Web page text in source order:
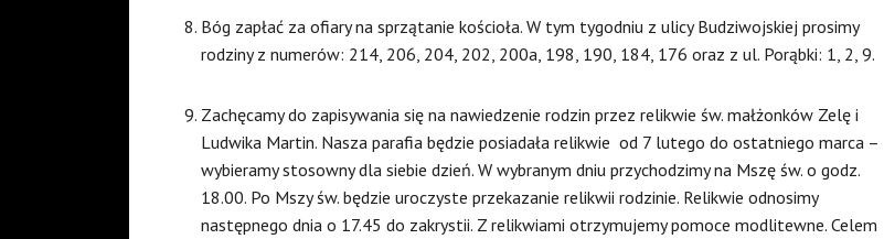
Bóg zapłać za ofiary na sprzątanie kościoła. W tym tygodniu z ulicy Budziwojskiej prosimy
rodziny z numerów: 214, 206, 204, 202, 200a, 198, 190, 184, 176 oraz z ul. Porąbki: 1, 2, 9.
Zachęcamy do zapisywania się na nawiedzenie rodzin przez relikwie św. małżonków Zelę i
Ludwika Martin. Nasza parafia będzie posiadała relikwie od 7 lutego do ostatniego marca –
wybieramy stosowny dla siebie dzień. W wybranym dniu przychodzimy na Mszę św. o godz.
18.00. Po Mszy św. będzie uroczyste przekazanie relikwii rodzinie. Relikwie odnosimy
następnego dnia o 17.45 do zakrystii. Z relikwiami otrzymujemy pomoce modlitewne. Celem